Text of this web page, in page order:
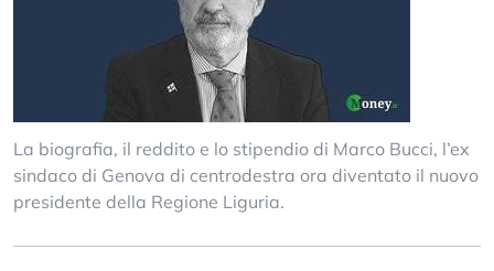
La biografia, il reddito e lo stipendio di Marco Bucci, l’ex
sindaco di Genova di centrodestra ora diventato il nuovo
presidente della Regione Liguria.